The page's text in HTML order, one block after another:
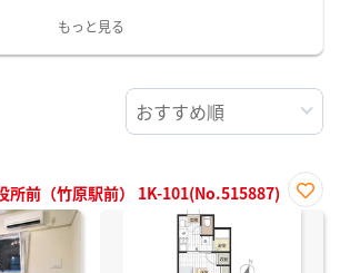
もっと見る
所前（竹原駅前） 1K-101(No.515887)
お気